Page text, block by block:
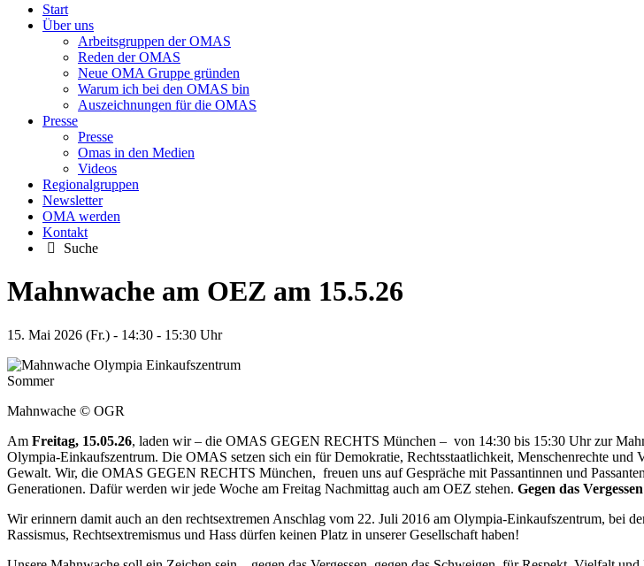
Start
Über uns
Arbeitsgruppen der OMAS
Reden der OMAS
Neue OMA Gruppe gründen
Warum ich bei den OMAS bin
Auszeichnungen für die OMAS
Presse
Presse
Omas in den Medien
Videos
Regionalgruppen
Newsletter
OMA werden
Kontakt
Suche
Mahnwache am OEZ am 15.5.26
15. Mai 2026 (Fr.) - 14:30 - 15:30 Uhr
Mahnwache © OGR
Am Freitag, 15.05.26, laden wir – die OMAS GEGEN RECHTS München – von 14:30 bis 15:30 Uhr zur
Olympia-Einkaufszentrum. Die OMAS setzen sich ein für Demokratie, Rechtsstaatlichkeit, Menschenrechte
Gewalt. Wir, die OMAS GEGEN RECHTS München, freuen uns auf Gespräche mit Passantinnen und
Generationen. Dafür werden wir jede Woche am Freitag Nachmittag auch am OEZ stehen. Gegen das
Wir erinnern damit auch an den rechtsextremen Anschlag vom 22. Juli 2016 am Olympia-Einkaufszentrum, bei
Rassismus, Rechtsextremismus und Hass dürfen keinen Platz in unserer Gesellschaft haben!